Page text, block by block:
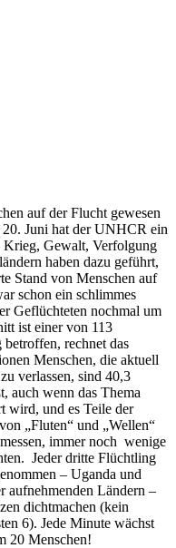
auf der Flucht gewesen
Juni hat der UNHCR ein
Gewalt, Verfolgung
haben dazu geführt,
Stand von Menschen auf
schon ein schlimmes
Geflüchteten nochmal um
ist einer von 113
rechnet das
Menschen, die aktuell
verlassen, sind 40,3
auch wenn das Thema
wird, und es Teile der
„Fluten“ und „Wellen“
immer noch wenige
Jeder dritte Flüchtling
– Uganda und
aufnehmenden Ländern –
dichtmachen (kein
6). Jede Minute wächst
20 Menschen!